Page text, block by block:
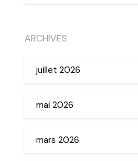
ARCHIVES
juillet 2026
mai 2026
mars 2026